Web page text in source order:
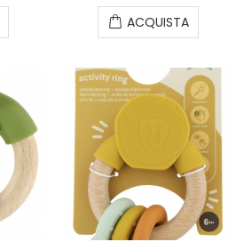
ACQUISTA